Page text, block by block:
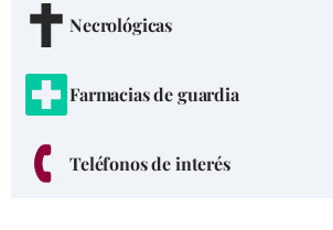
Necrológicas
Farmacias de guardia
Teléfonos de interés